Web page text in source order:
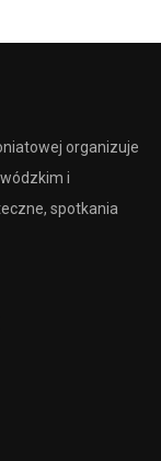
organizuje
i
spotkania